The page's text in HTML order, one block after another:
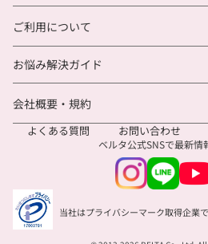
ご利用について
お悩み解決ガイド
会社概要・規約
よくある質問 お問い合わせ
ベルタ公式SNSで最新情
当社はプライバシーマーク取得企業